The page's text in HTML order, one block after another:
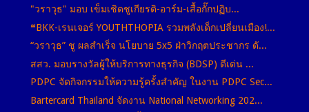
"วราวุธ" มอบ เข็มเชิดชูเกียรติ-อาร์ม-เสื้อกั๊กปฏิบ...
❝BKK-เรนเจอร์ YOUTHTHOPIA รวมพลังเด็กเปลี่ยนเมือง!...
“วราวุธ” ชู ผลสำเร็จ นโยบาย 5x5 ฝ่าวิกฤตประชากร ดั...
สสว. มอบรางวัลผู้ให้บริการทางธุรกิจ (BDSP) ดีเด่น ...
PDPC จัดกิจกรรมให้ความรู้ครั้งสำคัญ ในงาน PDPC Sec...
Bartercard Thailand จัดงาน National Networking 202...